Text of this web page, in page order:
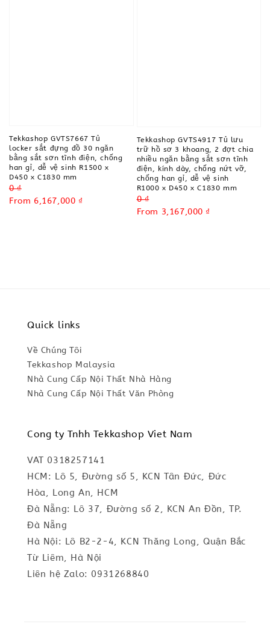
Tekkashop GVTS7667 Tủ
locker sắt đựng đồ 30 ngăn
bằng sắt sơn tĩnh điện, chống
han gỉ, dễ vệ sinh R1500 x
D450 x C1830 mm
Regular
price
0 ₫
Sale
From 6,167,000 ₫
Tekkashop GVTS4917 Tủ lưu
trữ hồ sơ 3 khoang, 2 đợt chia
nhiều ngăn bằng sắt sơn tĩnh
điện, kính dày, chống nứt vỡ,
chống han gỉ, dễ vệ sinh
R1000 x D450 x C1830 mm
Regular
price
0 ₫
Sale
From 3,167,000 ₫
Quick links
Về Chúng Tôi
Tekkashop Malaysia
Nhà Cung Cấp Nội Thất Nhà Hàng
Nhà Cung Cấp Nội Thất Văn Phòng
Cong ty Tnhh Tekkashop Viet Nam
VAT 0318257141
HCM: Lô 5, Đường số 5, KCN Tân Đức, Đức
Hòa, Long An, HCM
Đà Nẵng: Lô 37, Đường số 2, KCN An Đồn, TP.
Đà Nẵng
Hà Nội: Lô B2-2-4, KCN Thăng Long, Quận Bắc
Từ Liêm, Hà Nội
Liên hệ Zalo: 0931268840